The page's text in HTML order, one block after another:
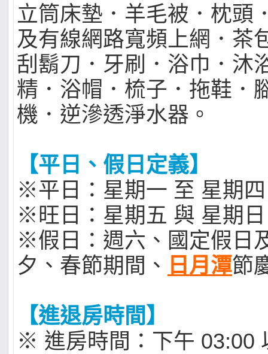
立筒床墊．羊毛被．枕頭
及有線網路寬頻上網．茶
刮鬍刀．牙刷．浴巾．沐
精．浴帽．梳子．拖鞋．
機．逆滲透淨水器。
【平日、假日定義】
※平日：星期一 至 星期四
※旺日：星期五 與 星期日
※假日：週六、國定假日
夕、春節期間、 日月潭節
【進退房時間】
※ 進房時間：下午 03:00